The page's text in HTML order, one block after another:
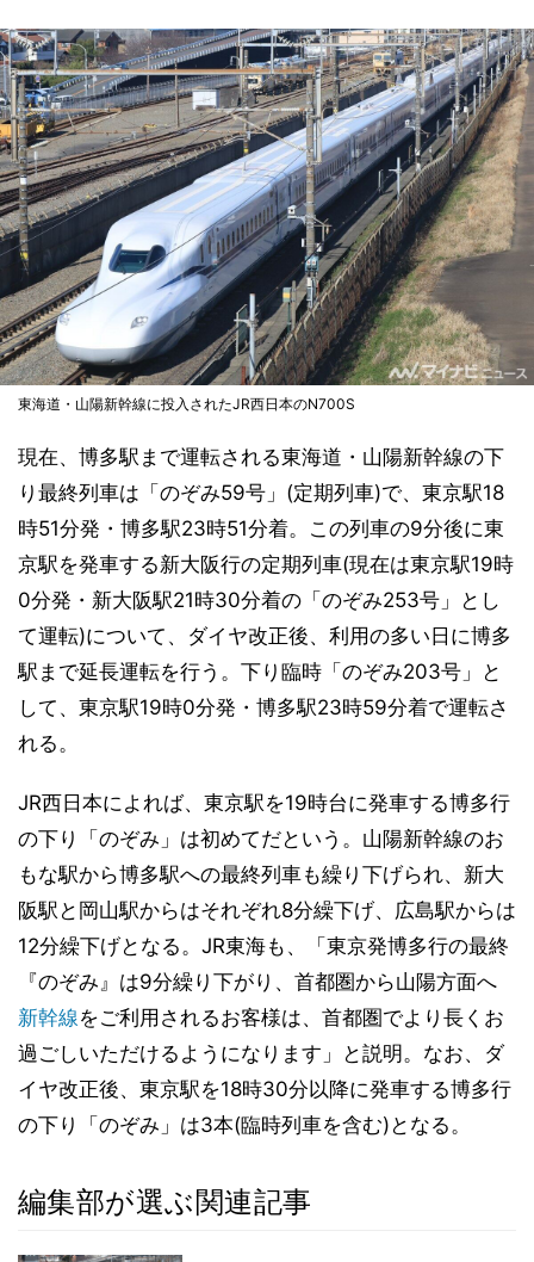
東海道・山陽新幹線に投入されたJR西日本のN700S
現在、博多駅まで運転される東海道・山陽新幹線の下
り最終列車は「のぞみ59号」(定期列車)で、東京駅18
時51分発・博多駅23時51分着。この列車の9分後に東
京駅を発車する新大阪行の定期列車(現在は東京駅19時
0分発・新大阪駅21時30分着の「のぞみ253号」とし
て運転)について、ダイヤ改正後、利用の多い日に博多
駅まで延長運転を行う。下り臨時「のぞみ203号」と
して、東京駅19時0分発・博多駅23時59分着で運転さ
れる。
JR西日本によれば、東京駅を19時台に発車する博多行
の下り「のぞみ」は初めてだという。山陽新幹線のお
もな駅から博多駅への最終列車も繰り下げられ、新大
阪駅と岡山駅からはそれぞれ8分繰下げ、広島駅からは
12分繰下げとなる。JR東海も、「東京発博多行の最終
『のぞみ』は9分繰り下がり、首都圏から山陽方面へ
新幹線をご利用されるお客様は、首都圏でより長くお
過ごしいただけるようになります」と説明。なお、ダ
イヤ改正後、東京駅を18時30分以降に発車する博多行
の下り「のぞみ」は3本(臨時列車を含む)となる。
編集部が選ぶ関連記事